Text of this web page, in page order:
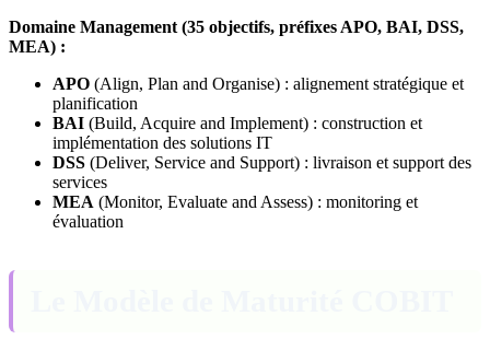
Domaine Management (35 objectifs, préfixes APO, BAI, DSS,
MEA) :
APO (Align, Plan and Organise) : alignement stratégique et
planification
BAI (Build, Acquire and Implement) : construction et
implémentation des solutions IT
DSS (Deliver, Service and Support) : livraison et support des
services
MEA (Monitor, Evaluate and Assess) : monitoring et
évaluation